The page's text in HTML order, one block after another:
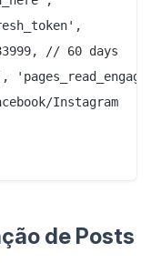
// 60 days
Instagram
de Posts